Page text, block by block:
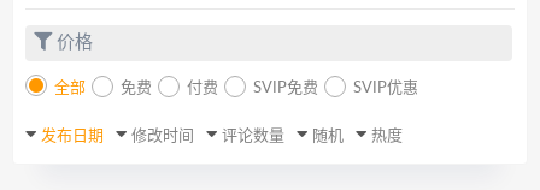
价格
全部 免费 付费 SVIP免费 SVIP优惠
发布日期 修改时间 评论数量 随机 热度